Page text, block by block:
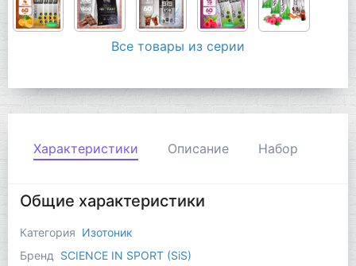
Все товары из серии
Характеристики Описание Набор
Общие характеристики
Категория Изотоник
Бренд
SCIENCE IN SPORT (SiS)